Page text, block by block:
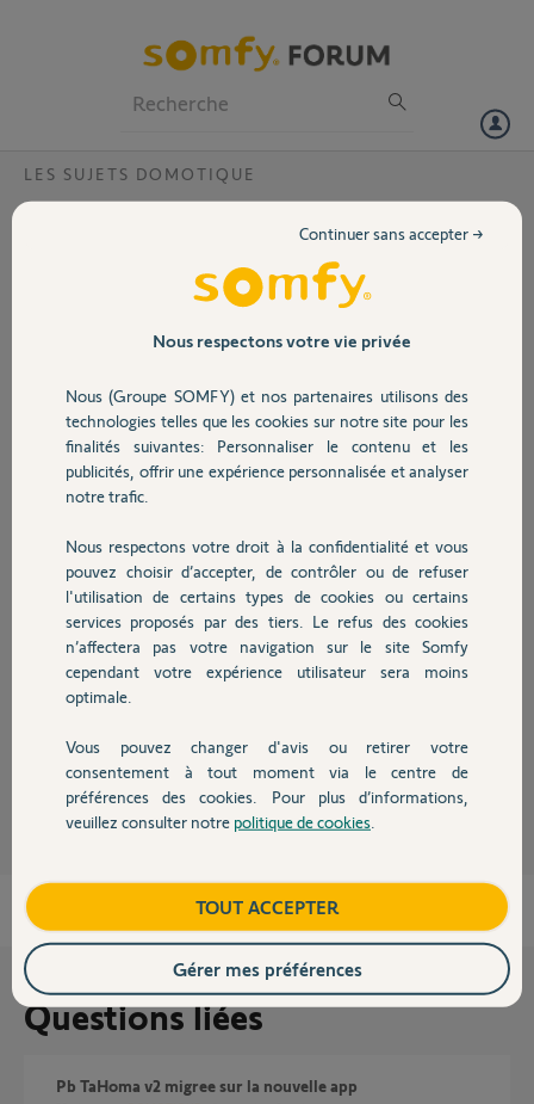
Volet
Sécurité
Domotique
Chauffage
Autres produits
Devis avec un pro
Contact
LES SUJETS DOMOTIQUE
les capteurs de conso eltako sont ils
compatibles pour des programmations
conso globale est en dessous un seuil. Puis je le faire avec les capteurs
basée sur la condition d'une valeur de puissance de ces capteurs ?
Arnaud J.
il y a plus de 8 ans
Participer au fil de discussion
Réponses
Bonjour,
C'est possible avec ces capteurs, d'ailleurs à la différence des capteurs de
Robert P. il y a plus de 8 ans
Questions liées
Pb TaHoma v2 migree sur la nouvelle app
Nous respectons votre vie privée
Nous (Groupe SOMFY) et nos partenaires utilisons des
technologies telles que les cookies sur notre site pour les
finalités suivantes: Personnaliser le contenu et les
publicités, offrir une expérience personnalisée et analyser
notre trafic.
Nous respectons votre droit à la confidentialité et vous
pouvez choisir d’accepter, de contrôler ou de refuser
l'utilisation de certains types de cookies ou certains
services proposés par des tiers. Le refus des cookies
n’affectera pas votre navigation sur le site Somfy
cependant votre expérience utilisateur sera moins
optimale.
Vous pouvez changer d'avis ou retirer votre
consentement à tout moment via le centre de
préférences des cookies. Pour plus d’informations,
veuillez consulter notre politique de cookies
Continuer sans accepter →
TOUT ACCEPTER
Gérer mes préférences